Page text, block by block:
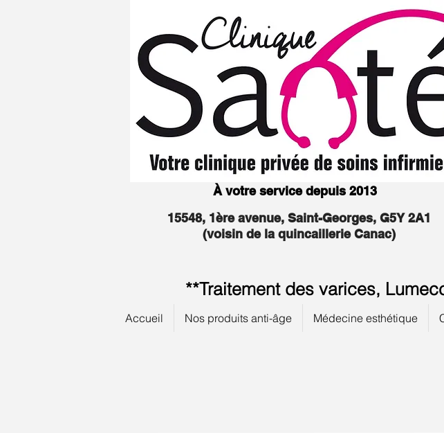
À votre service depuis 2013
15548, 1ère avenue, Saint-Georges, G5Y 2A1
(voisin de la quincaillerie Canac)
**Traitement des varices,
Accueil Nos produits anti-âge Médecine esthétique